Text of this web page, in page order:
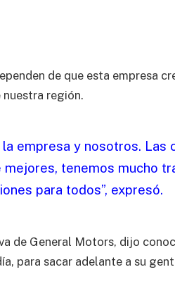
de que esta empresa
región.
empresa y nosotros. Las
tenemos mucho
para todos”, expresó.
de General Motors, dijo
para sacar adelante a su